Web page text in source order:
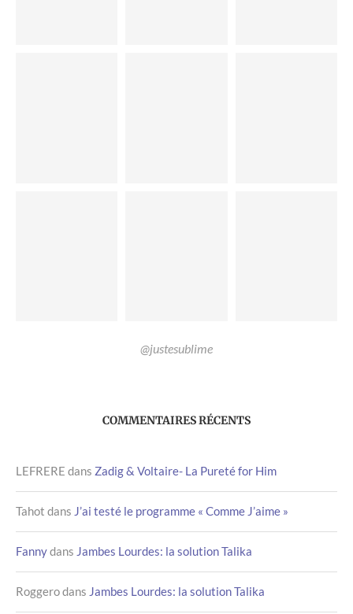
@justesublime
COMMENTAIRES RÉCENTS
LEFRERE dans Zadig & Voltaire- La Pureté for Him
Tahot dans J’ai testé le programme « Comme J’aime »
Fannydans Jambes Lourdes: la solution Talika
Roggerodans Jambes Lourdes: la solution Talika